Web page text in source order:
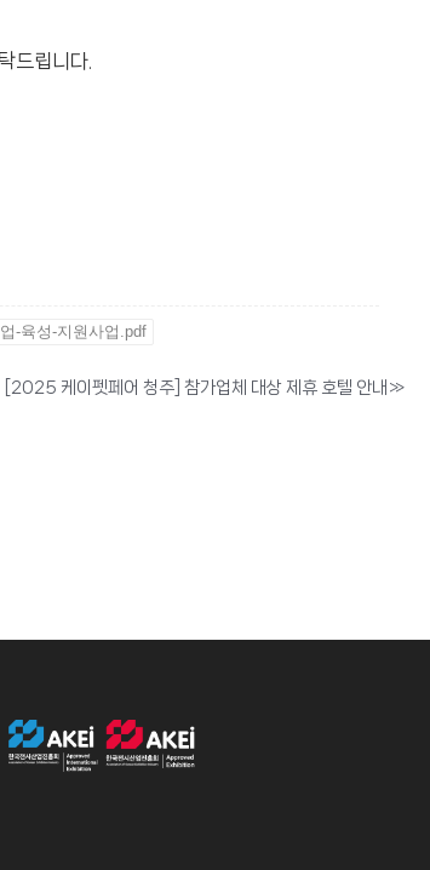
드립니다.
-육성-지원사업.pdf
[2025 케이펫페어 청주] 참가업체 대상 제휴 호텔 안내 »